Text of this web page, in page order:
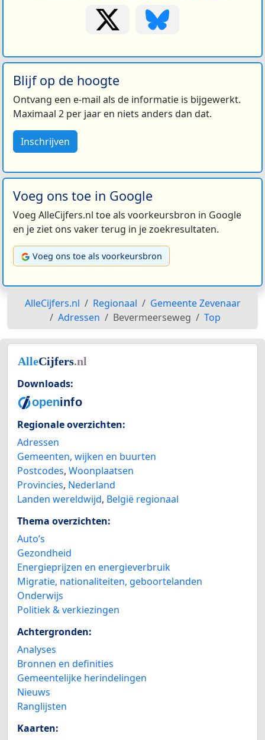
Blijf op de hoogte
Ontvang een e-mail als de informatie is bijgewerkt.
Maximaal 2 per jaar en niets anders dan dat.
Inschrijven
Voeg ons toe in Google
Voeg AlleCijfers.nl toe als voorkeursbron in Google
en je ziet ons vaker terug in je zoekresultaten.
Voeg ons toe als voorkeursbron
AlleCijfers.nl Regionaal
Gemeente Zevenaar
Adressen
Bevermeerseweg Top
Downloads:
Regionale overzichten:
Adressen
Gemeenten, wijken en buurten
Postcodes, Woonplaatsen
Provincies, Nederland
Landen wereldwijd, België regionaal
Thema overzichten:
Auto’s
Gezondheid
Energieprijzen en energieverbruik
Migratie, nationaliteiten, geboortelanden
Onderwijs
Politiek & verkiezingen
Achtergronden:
Analyses
Bronnen en definities
Gemeentelijke herindelingen
Nieuws
Ranglijsten
Kaarten: